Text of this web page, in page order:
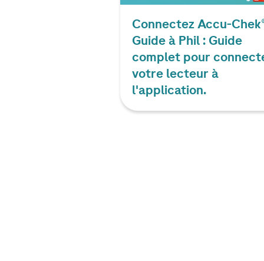
ConnectezAccu-Chek
Guide à Phil : Guide
complet pour
votre lecteur à
l'application.